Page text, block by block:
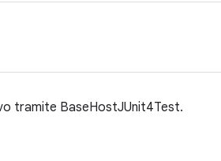
tramite BaseHostJUnit4Test.